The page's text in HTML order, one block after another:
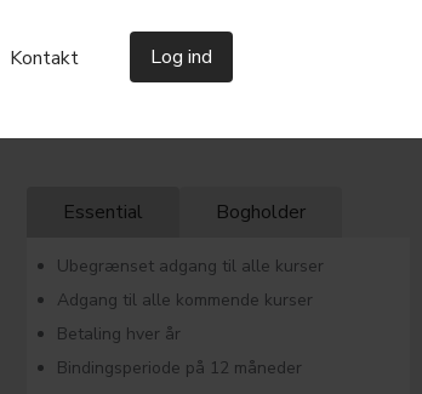
Kontakt Log ind
Essential Bogholder
Ubegrænset adgang til alle kurser
Adgang til alle kommende kurser
Betaling hver år
Bindingsperiode på 12 måneder